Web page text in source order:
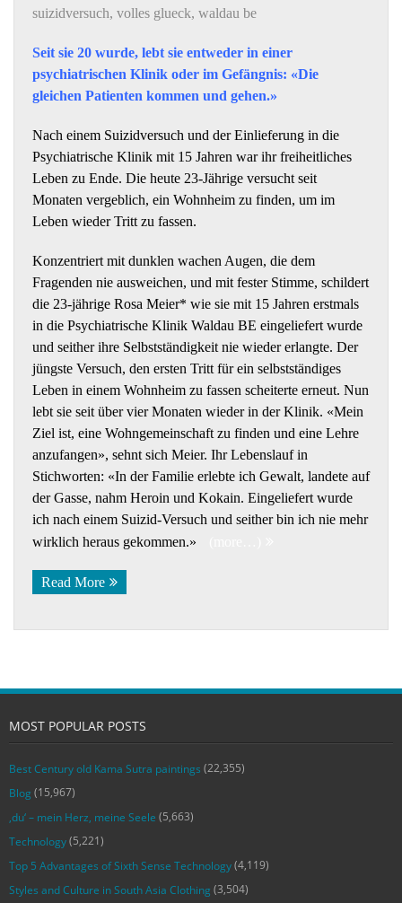
suizidversuch, volles glueck, waldau be
Seit sie 20 wurde, lebt sie entweder in einer
psychiatrischen Klinik oder im Gefängnis: «Die
gleichen Patienten kommen und gehen.»
Nach einem Suizidversuch und der Einlieferung in die
Psychiatrische Klinik mit 15 Jahren war ihr freiheitliches
Leben zu Ende. Die heute 23-Jährige versucht seit
Monaten vergeblich, ein Wohnheim zu finden, um im
Leben wieder Tritt zu fassen.
Konzentriert mit dunklen wachen Augen, die dem
Fragenden nie ausweichen, und mit fester Stimme, schildert
die 23-jährige Rosa Meier* wie sie mit 15 Jahren erstmals
in die Psychiatrische Klinik Waldau BE eingeliefert wurde
und seither ihre Selbstständigkeit nie wieder erlangte. Der
jüngste Versuch, den ersten Tritt für ein selbstständiges
Leben in einem Wohnheim zu fassen scheiterte erneut. Nun
lebt sie seit über vier Monaten wieder in der Klinik. «Mein
Ziel ist, eine Wohngemeinschaft zu finden und eine Lehre
anzufangen», sehnt sich Meier. Ihr Lebenslauf in
Stichworten: «In der Familie erlebte ich Gewalt, landete auf
der Gasse, nahm Heroin und Kokain. Eingeliefert wurde
ich nach einem Suizid-Versuch und seither bin ich nie mehr
wirklich heraus gekommen.»
Read More
MOST POPULAR POSTS
Best Century old Kama Sutra paintings (22,355)
Blog (15,967)
‚du‘ – mein Herz, meine Seele (5,663)
Technology(5,221)
Top 5 Advantages of Sixth Sense Technology(4,119)
Styles and Culture in South Asia Clothing (3,504)